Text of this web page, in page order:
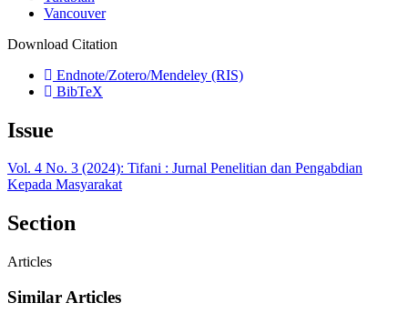
Vancouver
Download Citation
Endnote/Zotero/Mendeley (RIS)
BibTeX
Issue
Vol. 4 No. 3 (2024): Tifani : Jurnal Penelitian dan Pengabdian
Kepada Masyarakat
Section
Articles
Similar Articles